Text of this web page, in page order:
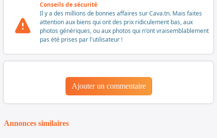
Conseils de sécurité
Il y a des millions de bonnes affaires sur Cava.tn. Mais faites
attention aux biens qui ont des prix ridiculement bas, aux
photos génériques, ou aux photos qui n'ont vraisemblablement
pas été prises par l'utilisateur !
Ajouter un commentaire
Annonces similaires